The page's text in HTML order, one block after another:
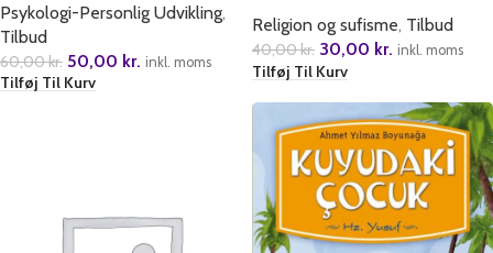
Psykologi-Personlig Udvikling,
Tilbud
60,00kr. 50,00 kr. inkl. moms
Tilføj Til Kurv
Religion og sufisme, Tilbud
40,00kr. 30,00 kr. inkl. moms
Tilføj Til Kurv